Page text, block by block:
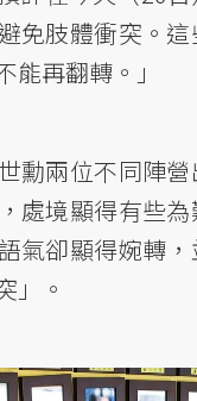
免肢體衝突。
再翻轉。」
勳兩位不同陣
處境顯得有些
氣卻顯得婉轉
」。